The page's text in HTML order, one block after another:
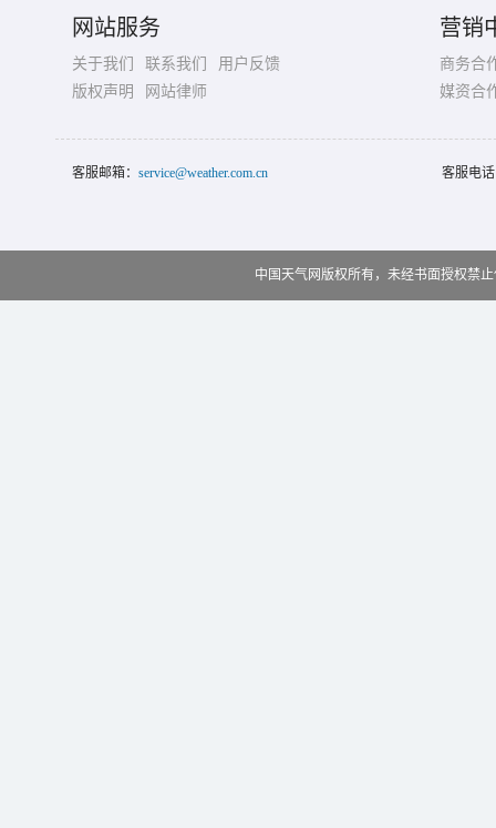
网站服务
关于我们 联系我们
用户反馈
版权声明
网站律师
营销
商务合
媒资合
客服邮箱： service@weather.com.cn 客服电
中国天气网版权所有，未经书面授权